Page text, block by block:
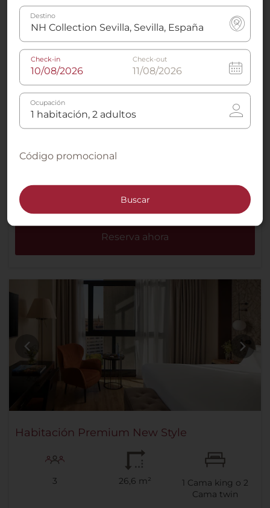
climatizador
Televisión de pantalla
plana
Ducha con efecto lluvia
Hervidor de agua
Más información
Reserva ahora
Habitación Premium New Style
3 26,6 m² 1 Cama king o 2
Cama twin
Destino
Check-in Check-out
Ocupación
Código promocional
Buscar